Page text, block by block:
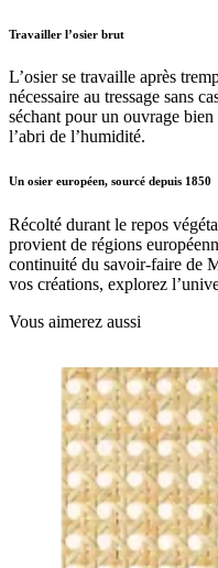
Travailler l’osier brut
L’osier se travaille après
nécessaire au tressage sans
séchant pour un ouvrage
l’abri de l’humidité.
Un osier européen, sourcé depuis 1850
Récolté durant le repos
provient de régions
continuité du savoir-faire de
vos créations, explorez
Vous aimerez aussi